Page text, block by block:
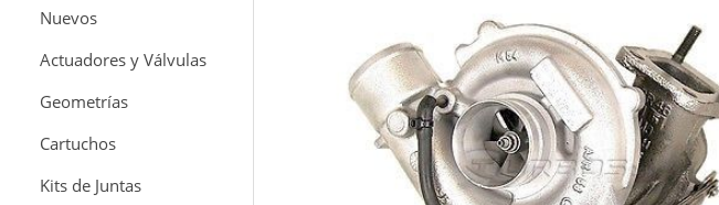
Nuevos
Actuadores y Válvulas
Geometrías
Cartuchos
Kits de Juntas